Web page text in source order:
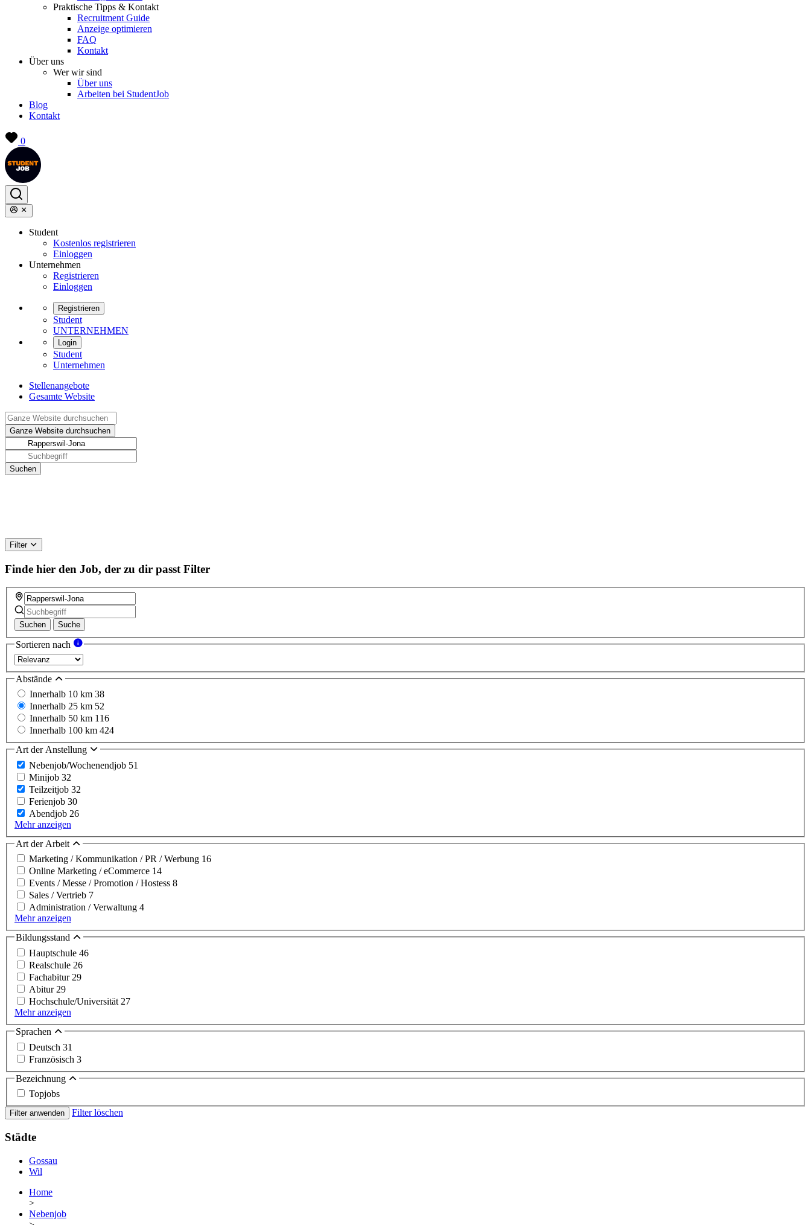
Praktische Tipps & Kontakt
Recruitment Guide
Anzeige optimieren
FAQ
Kontakt
Über uns
Wer wir sind
Über uns
Arbeiten bei StudentJob
Blog
Kontakt
0
Student
Kostenlos registrieren
Einloggen
Unternehmen
Registrieren
Einloggen
Registrieren
Student
UNTERNEHMEN
Login
Student
Unternehmen
Stellenangebote
Gesamte Website
Filter
Finde hier den Job, der zu dir passt Filter
Suchen Suche
Sortieren nach
Abstände
Innerhalb 10 km 38
Innerhalb 25 km 52
Innerhalb 50 km 116
Innerhalb 100 km 424
Art der Anstellung
Nebenjob/Wochenendjob 51
Minijob 32
Teilzeitjob 32
Ferienjob 30
Abendjob 26
Mehr anzeigen
Art der Arbeit
Marketing / Kommunikation / PR / Werbung 16
Online Marketing / eCommerce 14
Events / Messe / Promotion / Hostess 8
Sales / Vertrieb 7
Administration / Verwaltung 4
Mehr anzeigen
Bildungsstand
Hauptschule 46
Realschule 26
Fachabitur 29
Abitur 29
Hochschule/Universität 27
Mehr anzeigen
Sprachen
Deutsch 31
Französisch 3
Bezeichnung
Topjobs
Filter anwenden Filter löschen
Städte
Gossau
Wil
Home
>
Nebenjob